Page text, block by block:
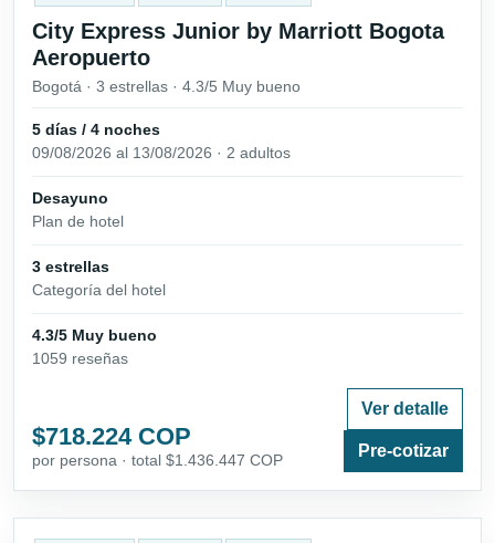
City Express Junior by Marriott Bogota
Aeropuerto
Bogotá · 3 estrellas · 4.3/5 Muy bueno
5 días / 4 noches
09/08/2026 al 13/08/2026 · 2 adultos
Desayuno
Plan de hotel
3 estrellas
Categoría del hotel
4.3/5 Muy bueno
1059 reseñas
$718.224 COP
por persona · total $1.436.447 COP
Ver detalle
Pre-cotizar